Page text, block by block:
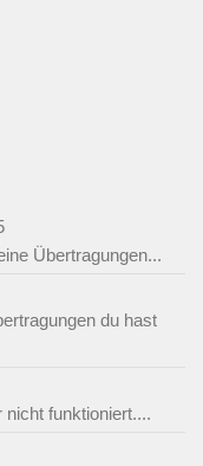
Übertragungen...
du hast
funktioniert....